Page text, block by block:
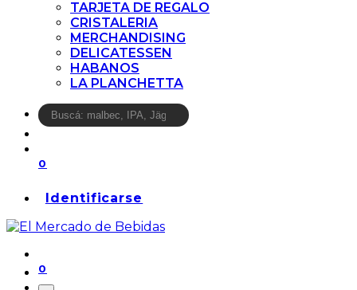
TARJETA DE REGALO
CRISTALERIA
MERCHANDISING
DELICATESSEN
HABANOS
LA PLANCHETTA
0
Identificarse
0